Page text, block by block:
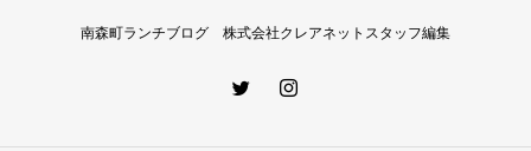
南森町ランチブログ 株式会社クレアネットスタッフ編集